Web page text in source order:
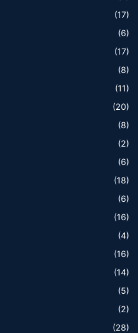
(17)
(6)
(17)
(8)
(11)
(20)
(8)
(2)
(6)
(18)
(6)
(16)
(4)
(16)
(14)
(5)
(2)
(28)